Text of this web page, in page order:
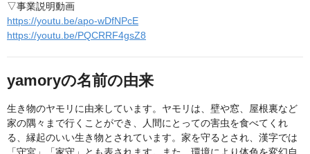
▽事業説明動画
https://youtu.be/apo-wDfNPcE
https://youtu.be/PQCRRF4gsZ8
yamoryの名前の由来
生き物のヤモリに由来しています。ヤモリは、壁や窓、屋根裏など
家の隅々まで行くことができ、人間にとっての害虫を食べてくれ
る、縁起のいい生き物とされています。家を守るとされ、漢字では